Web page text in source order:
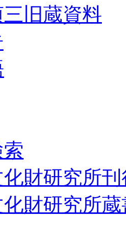
旧蔵資料
財研究所
財研究所